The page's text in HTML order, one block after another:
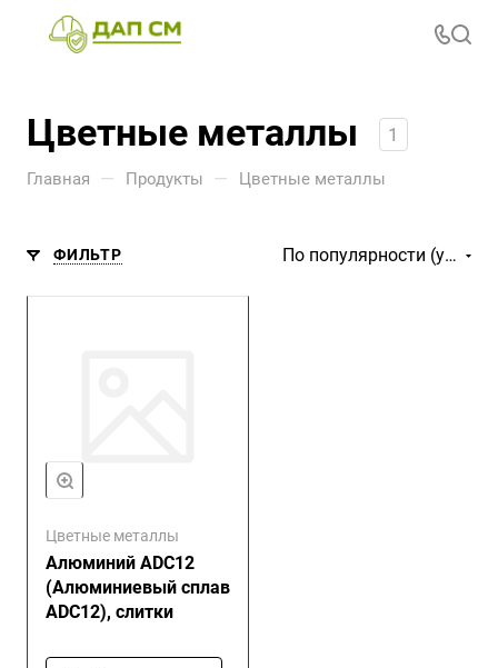
Цветные металлы 1
Главная — Продукты — Цветные металлы
ФИЛЬТР По популярности (убывание)
Цветные металлы
Алюминий ADC12
(Алюминиевый сплав
ADC12), слитки